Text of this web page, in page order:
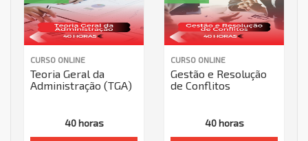
CURSO ONLINE
Teoria Geral da
Administração (TGA)
40 horas
CURSO ONLINE
Gestão e Resolução
de Conflitos
40 horas